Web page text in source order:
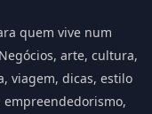
quem vive num
arte, cultura,
viagem, dicas, estilo
empreendedorismo,